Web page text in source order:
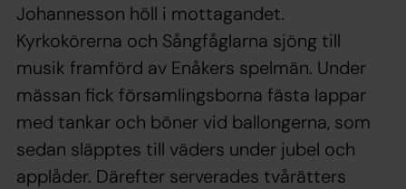
Johannesson höll i mottagandet.
Kyrkokörerna och Sångfåglarna sjöng till
musik framförd av Enåkers spelmän. Under
mässan fick församlingsborna fästa lappar
med tankar och böner vid ballongerna, som
sedan släpptes till väders under jubel och
applåder. Därefter serverades tvårätters